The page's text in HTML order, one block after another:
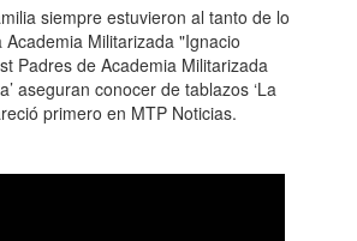
siempre estuvieron al tanto de lo
Militarizada "Ignacio
Padres de Academia Militarizada
aseguran conocer de tablazos ‘La
primero en MTP Noticias.